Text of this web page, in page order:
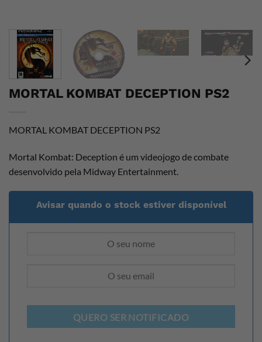
MORTAL KOMBAT DECEPTION PS2
MORTAL KOMBAT DECEPTION PS2
Mortal Kombat: Deception é um videojogo de combate
desenvolvido pela Midway Entertainment.
Avisar quando o stock estiver disponível
QUERO SER NOTIFICADO